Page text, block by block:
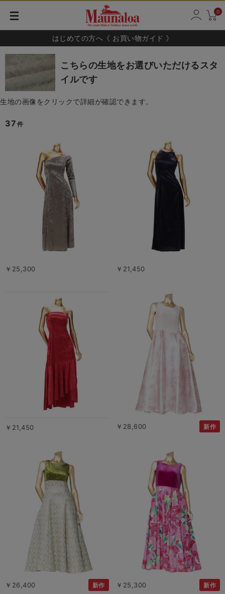
0
はじめての方へ《 お買い物ガイド 》
こちらの生地をお選びいただけるスタ
イルです
生地の画像をクリックで詳細が確認できます。
37 件
￥25,300 ￥21,450
￥21,450 ￥28,600 新作
￥26,400 新作 ￥25,300 新作